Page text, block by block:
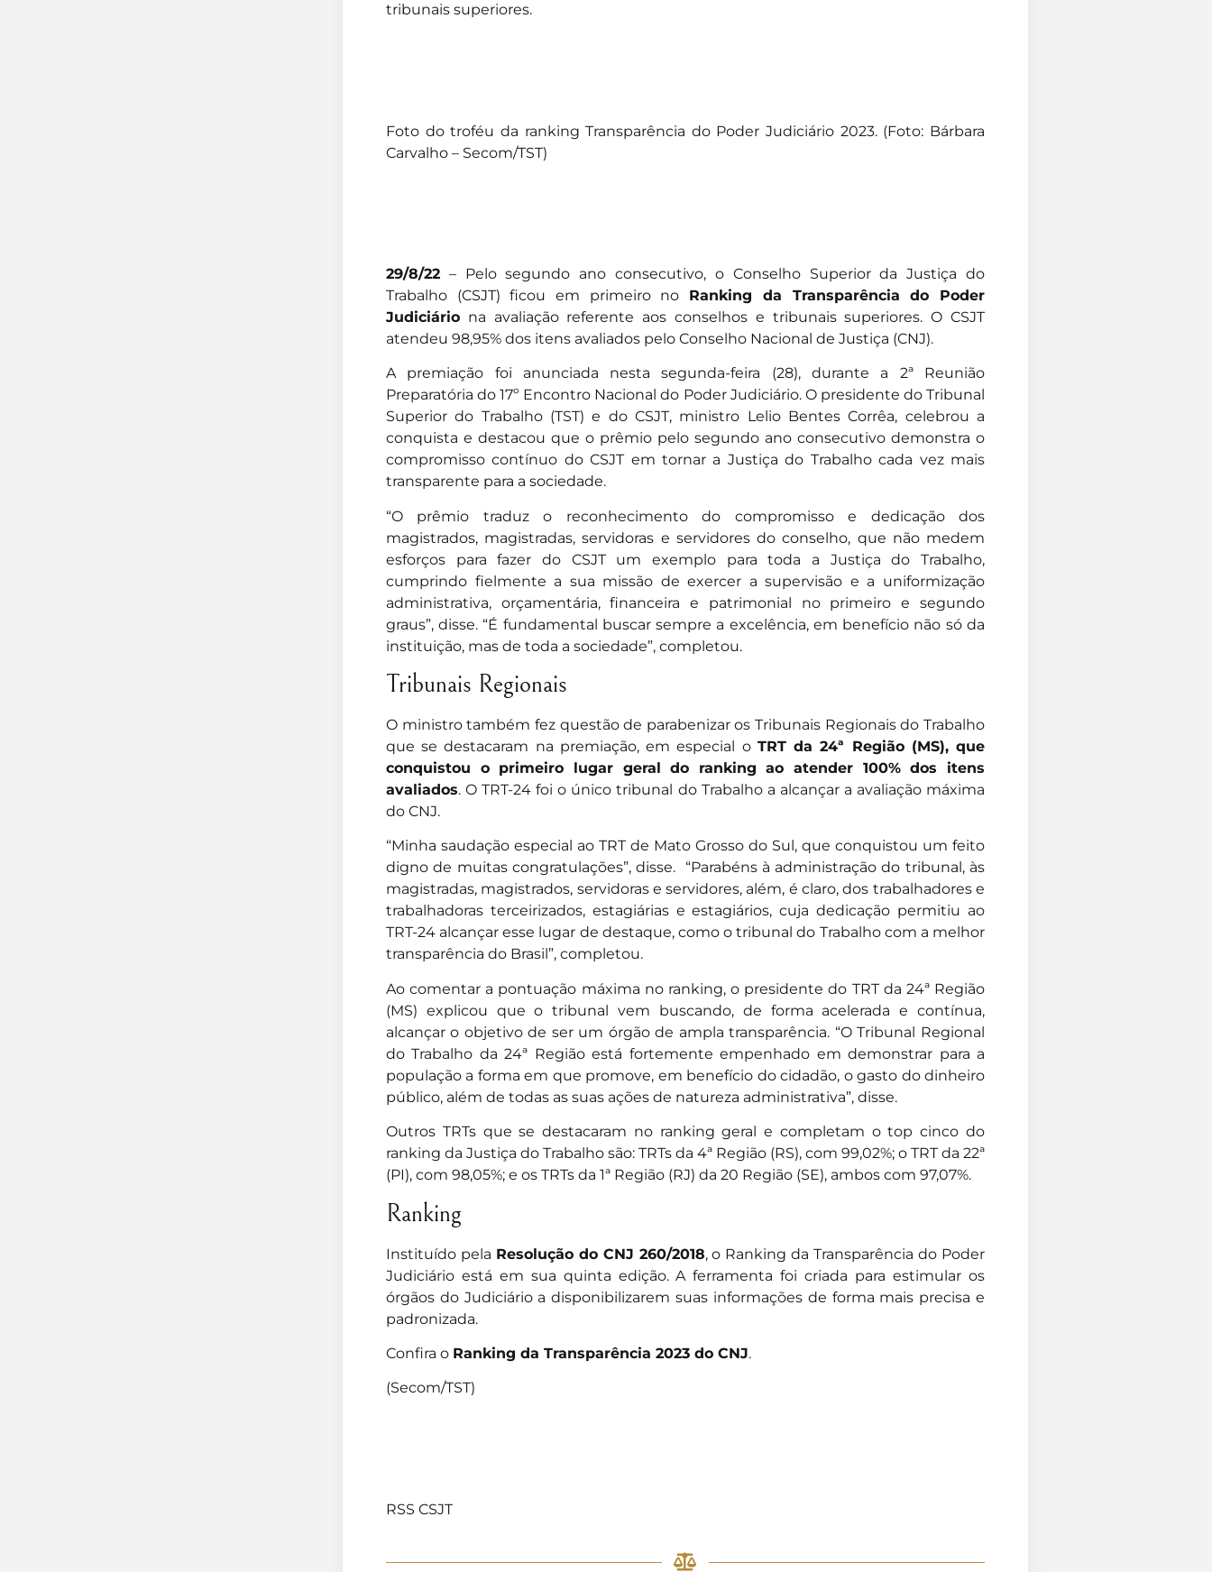
tribunais superiores.
Foto do troféu da ranking Transparência do Poder Judiciário 2023. (Foto: Bárbara
Carvalho – Secom/TST)
29/8/22– Pelo segundo ano consecutivo, o Conselho Superior da Justiça do
Trabalho (CSJT) ficou em primeiro no Ranking da Transparência do Poder
Judiciáriona avaliação referente aos conselhos e tribunais superiores. O CSJT
atendeu 98,95% dos itens avaliados pelo Conselho Nacional de Justiça (CNJ).
A premiação foi anunciada nesta segunda-feira (28), durante a 2ª Reunião
Preparatória do 17º Encontro Nacional do Poder Judiciário. O presidente do Tribunal
Superior do Trabalho (TST) e do CSJT, ministro Lelio Bentes Corrêa, celebrou a
conquista e destacou que o prêmio pelo segundo ano consecutivo demonstra o
compromisso contínuo do CSJT em tornar a Justiça do Trabalho cada vez mais
transparente para a sociedade.
“O prêmio traduz o reconhecimento do compromisso e dedicação dos
magistrados, magistradas, servidoras e servidores do conselho, que não medem
esforços para fazer do CSJT um exemplo para toda a Justiça do Trabalho,
cumprindo fielmente a sua missão de exercer a supervisão e a uniformização
administrativa, orçamentária, financeira e patrimonial no primeiro e segundo
graus”, disse. “É fundamental buscar sempre a excelência, em benefício não só da
instituição, mas de toda a sociedade”, completou.
Tribunais Regionais
O ministro também fez questão de parabenizar os Tribunais Regionais do Trabalho
que se destacaram na premiação, em especial o TRT da 24ª Região (MS), que
conquistou o primeiro lugar geral do ranking ao atender 100% dos itens
avaliados. O TRT-24 foi o único tribunal do Trabalho a alcançar a avaliação máxima
do CNJ.
“Minha saudação especial ao TRT de Mato Grosso do Sul, que conquistou um feito
digno de muitas congratulações”, disse. “Parabéns à administração do tribunal, às
magistradas, magistrados, servidoras e servidores, além, é claro, dos trabalhadores e
trabalhadoras terceirizados, estagiárias e estagiários, cuja dedicação permitiu ao
TRT-24 alcançar esse lugar de destaque, como o tribunal do Trabalho com a melhor
transparência do Brasil”, completou.
Ao comentar a pontuação máxima no ranking, o presidente do TRT da 24ª Região
(MS) explicou que o tribunal vem buscando, de forma acelerada e contínua,
alcançar o objetivo de ser um órgão de ampla transparência. “O Tribunal Regional
do Trabalho da 24ª Região está fortemente empenhado em demonstrar para a
população a forma em que promove, em benefício do cidadão, o gasto do dinheiro
público, além de todas as suas ações de natureza administrativa”, disse.
Outros TRTs que se destacaram no ranking geral e completam o top cinco do
ranking da Justiça do Trabalho são: TRTs da 4ª Região (RS), com 99,02%; o TRT da 22ª
(PI), com 98,05%; e os TRTs da 1ª Região (RJ) da 20 Região (SE), ambos com 97,07%.
Ranking
Instituído pela Resolução do CNJ 260/2018, o Ranking da Transparência do Poder
Judiciário está em sua quinta edição. A ferramenta foi criada para estimular os
órgãos do Judiciário a disponibilizarem suas informações de forma mais precisa e
padronizada.
Confira o Ranking da Transparência 2023 do CNJ.
(Secom/TST)
RSS CSJT